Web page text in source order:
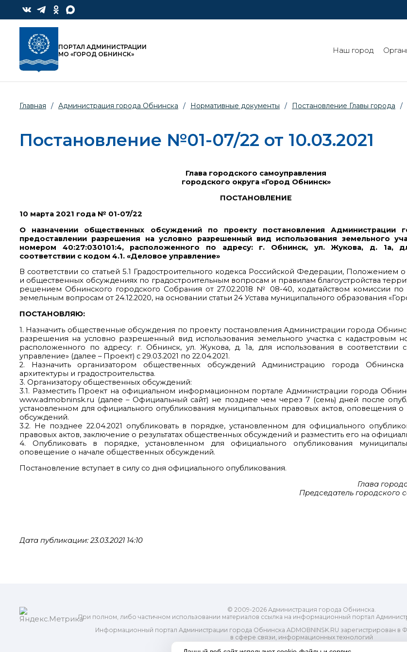
ПОРТАЛ АДМИНИСТРАЦИИ
МО «ГОРОД ОБНИНСК»
Наш город
Главная / Администрация города Обнинска / Нормативные документы / Постановление Главы города /
Постановление №01-07/22 от 10.03.2021
Глава городского самоуправления
городского округа «Город Обнинск»
ПОСТАНОВЛЕНИЕ
10 марта 2021 года № 01-07/22
О назначении общественных обсуждений по проекту постановления Администрации
предоставлении разрешения на условно разрешенный вид использования земельного
номером 40:27:030101:4, расположенного по адресу: г. Обнинск, ул. Жукова, д. 1а,
соответствии с кодом 4.1. «Деловое управление»
В соответствии со статьей 5.1 Градостроительного кодекса Российской Федерации, Положением
и общественных обсуждениях по градостроительным вопросам и правилам благоустройства
решением Обнинского городского Собрания от 27.02.2018 № 08-40, ходатайством комиссии по
земельным вопросам от 24.12.2020, на основании статьи 24 Устава муниципального образования
ПОСТАНОВЛЯЮ:
1. Назначить общественные обсуждения по проекту постановления Администрации города
разрешения на условно разрешенный вид использования земельного участка с кадастровым
расположенного по адресу: г. Обнинск, ул. Жукова, д. 1а, для использования в соответствии
управление» (далее – Проект) с 29.03.2021 по 22.04.2021.
2. Назначить организатором общественных обсуждений Администрацию города
архитектуры и градостроительства.
3. Организатору общественных обсуждений:
3.1. Разместить Проект на официальном информационном портале Администрации города
www.admobninsk.ru (далее – Официальный сайт) не позднее чем через 7 (семь) дней после
установленном для официального опубликования муниципальных правовых актов, оповещения
обсуждений.
3.2. Не позднее 22.04.2021 опубликовать в порядке, установленном для официального
правовых актов, заключение о результатах общественных обсуждений и разместить его на
4. Опубликовать в порядке, установленном для официального опубликования
оповещение о начале общественных обсуждений.
Постановление вступает в силу со дня официального опубликования.
Глава
Председатель городского
Дата публикации: 23.03.2021 14:10
© 2009-2026 Администрация города Обнинска.
При полном, либо частичном использовании материалов ссылка на информационный портал
Информационный портал Администрации города Обнинска ADMOBNINSK.RU зарегистрирован в
в сфере связи, информационных технологий